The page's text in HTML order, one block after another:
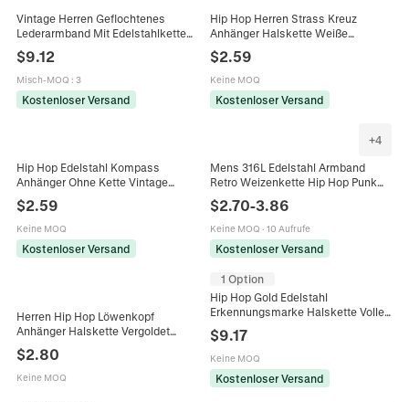
Vintage Herren Geflochtenes
Lederarmband Mit Edelstahlkette
Armband Schmuck Geschenk
$9.12
Misch-MOQ : 3
Kostenloser Versand
Hip Hop Herren Strass Kreuz
Anhänger Halskette Weiße
Kugel Kette Versilbert Legierung
Schmuck Für Party
$2.59
Keine MOQ
Kostenloser Versand
Hip Hop Edelstahl Kompass
Anhänger Ohne Kette Vintage
Zwölf Sternzeichen Herren
Halskette Anhänger Schmuck
$2.59
Keine MOQ
Kostenloser Versand
+4
Mens 316L Edelstahl Armband
Retro Weizenkette Hip Hop Punk
Titan Stahl Metallischer Schmuck
$2.70-3.86
Keine MOQ · 10 Aufrufe
Kostenloser Versand
Herren Hip Hop Löwenkopf
Anhänger Halskette Vergoldet
Zinklegierung Löwenkopf Franco
Kette Street Style Performance
Herren Schmuck
$2.80
Keine MOQ
1 Option
Hip Hop Gold Edelstahl
Erkennungsmarke Halskette Voller
Strass Besetzt Militär Anhänger
Quadrat Box Kette Trendy Herren
Schmuck
$9.17
Keine MOQ
Kostenloser Versand